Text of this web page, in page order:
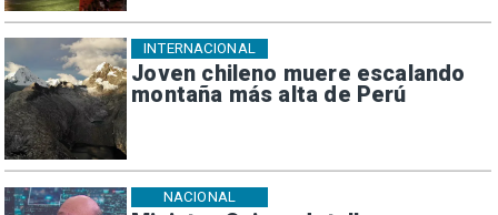
Joven chileno muere escalando
montaña más alta de Perú
INTERNACIONAL
NACIONAL